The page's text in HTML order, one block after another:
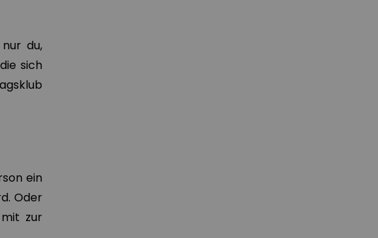
du,
sich
ein
Oder
zur